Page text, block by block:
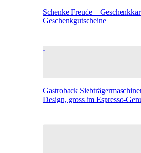
Schenke Freude –
Geschenkgutscheine
Gastroback
Design, gross im Espresso-